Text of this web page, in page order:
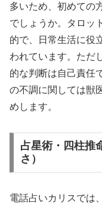
多いため、初めての
でしょうか。タロッ
的で、日常生活に役
われています。ただ
的な判断は自己責任
の不調に関しては獣
めします。
占星術・四柱推
さ）
電話占いカリスでは